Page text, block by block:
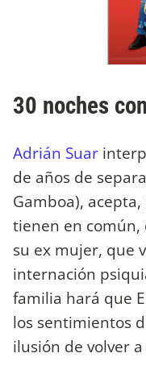
30 noches
Adrián Suar
de años de
Gamboa),
tienen en común,
su ex mujer, que
internación
familia hará que
los sentimientos
ilusión de volver